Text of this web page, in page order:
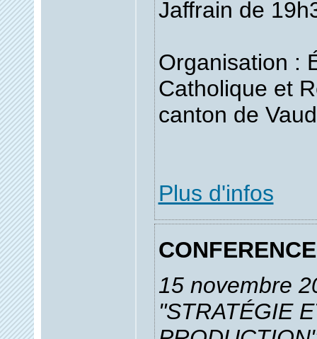
Jaffrain de
Organisation :
Catholique et
canton de
Plus d'infos
CONFERENCE
15 novembre
"STRATÉGIE